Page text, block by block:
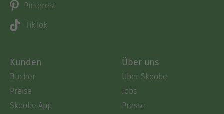
Pinterest
TikTok
Kunden
Bücher
Preise
Skoobe App
Über uns
Über Skoobe
Jobs
Presse